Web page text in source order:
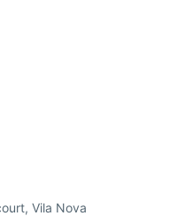
Vila Nova